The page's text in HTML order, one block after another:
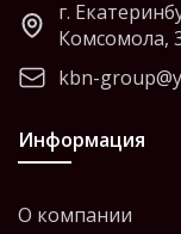
г.
Комсомола,
kbn-
Информация
О компании